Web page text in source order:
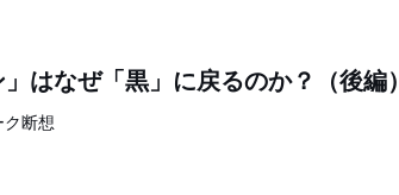
はなぜ「黒」に戻るのか？（後編）
断想